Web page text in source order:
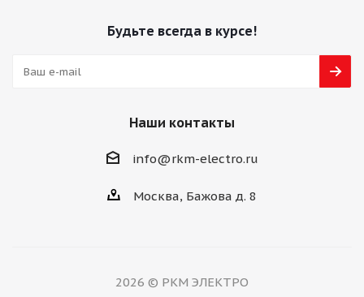
Будьте всегда в курсе!
Наши контакты
info@rkm-electro.ru
Москва, Бажова д. 8
2026 © РКМ ЭЛЕКТРО